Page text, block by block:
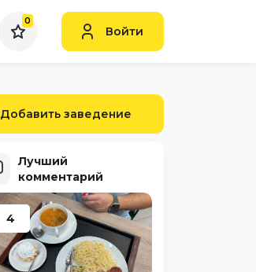
0
Войти
Добавить заведение
Лучший
комментарий
4